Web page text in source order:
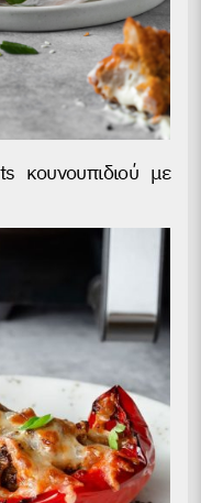
κουνουπιδιού με